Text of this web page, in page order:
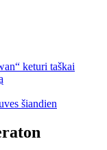
keturi taškai
šiandien